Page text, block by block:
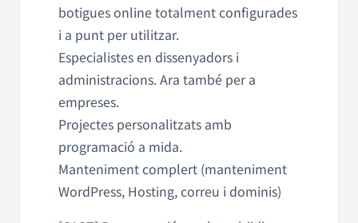
botigues online totalment configurades
i a punt per utilitzar.
Especialistes en dissenyadors i
administracions. Ara també per a
empreses.
Projectes personalitzats amb
programació a mida.
Manteniment complert (manteniment
WordPress, Hosting, correu i dominis)